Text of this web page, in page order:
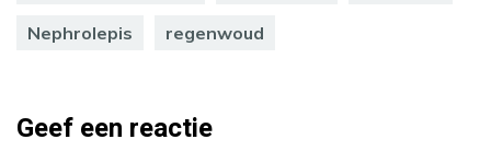
Nephrolepis regenwoud
Geef een reactie